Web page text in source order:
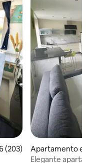
promedio: 4.86 de
(203)
Apartamento en
Elegante